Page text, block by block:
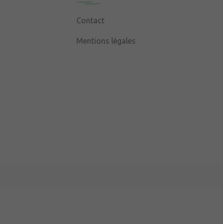
Contact
Mentions légales